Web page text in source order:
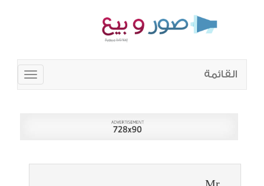
Toggle
navigation
القائمة